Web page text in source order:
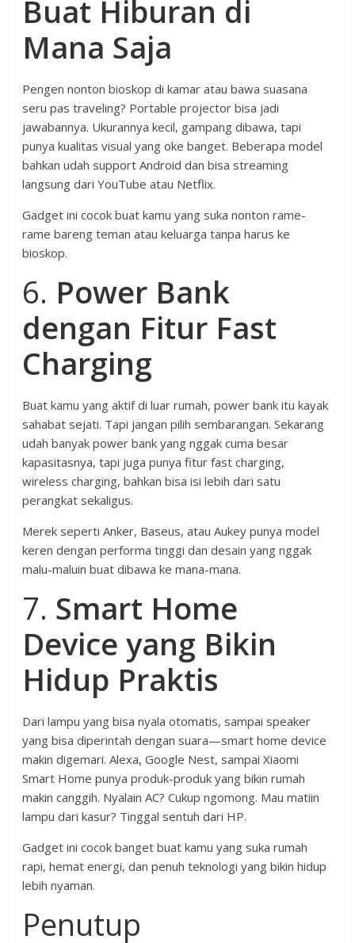
Buat Hiburan di
Mana Saja
Pengen nonton bioskop di kamar atau bawa suasana
seru pas traveling? Portable projector bisa jadi
jawabannya. Ukurannya kecil, gampang dibawa, tapi
punya kualitas visual yang oke banget. Beberapa model
bahkan udah support Android dan bisa streaming
langsung dari YouTube atau Netflix.
Gadget ini cocok buat kamu yang suka nonton rame-
rame bareng teman atau keluarga tanpa harus ke
bioskop.
6. Power Bank
dengan Fitur Fast
Charging
Buat kamu yang aktif di luar rumah, power bank itu kayak
sahabat sejati. Tapi jangan pilih sembarangan. Sekarang
udah banyak power bank yang nggak cuma besar
kapasitasnya, tapi juga punya fitur fast charging,
wireless charging, bahkan bisa isi lebih dari satu
perangkat sekaligus.
Merek seperti Anker, Baseus, atau Aukey punya model
keren dengan performa tinggi dan desain yang nggak
malu-maluin buat dibawa ke mana-mana.
7. Smart Home
Device yang Bikin
Hidup Praktis
Dari lampu yang bisa nyala otomatis, sampai speaker
yang bisa diperintah dengan suara—smart home device
makin digemari. Alexa, Google Nest, sampai Xiaomi
Smart Home punya produk-produk yang bikin rumah
makin canggih. Nyalain AC? Cukup ngomong. Mau matiin
lampu dari kasur? Tinggal sentuh dari HP.
Gadget ini cocok banget buat kamu yang suka rumah
rapi, hemat energi, dan penuh teknologi yang bikin hidup
lebih nyaman.
Penutup